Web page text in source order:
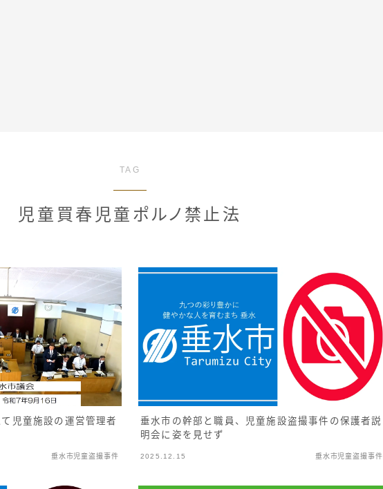
受賞・報道
情報提供
TAG
児童買春児童ポルノ禁止法
児童施設の運営管理者
垂水市児童盗撮事件
垂水市の幹部と職員、児童施設盗撮事件の保護者説
明会に姿を見せず
2025.12.15 垂水市児童盗撮事件